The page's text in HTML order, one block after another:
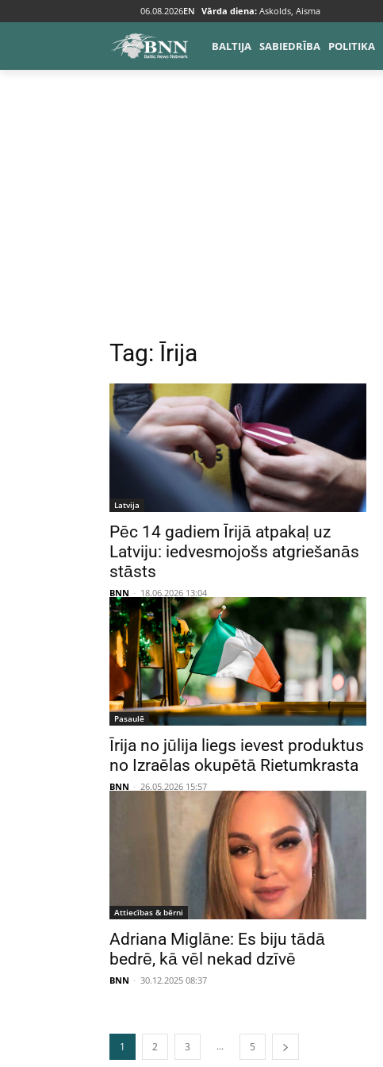
06.08.2026EN Vārda diena: Askolds, Aisma
BALTIJA SABIEDRĪBA POLITIKA
Tags Īrija
Tag: Īrija
Latvija
Pēc 14 gadiem Īrijā atpakaļ uz
Latviju: iedvesmojošs atgriešanās
stāsts
BNN - 18.06.2026 13:04
Pasaulē
Īrija no jūlija liegs ievest produktus
no Izraēlas okupētā Rietumkrasta
BNN - 26.05.2026 15:57
Attiecības & bērni
Adriana Miglāne: Es biju tādā
bedrē, kā vēl nekad dzīvē
BNN - 30.12.2025 08:37
1 2 3 ... 5